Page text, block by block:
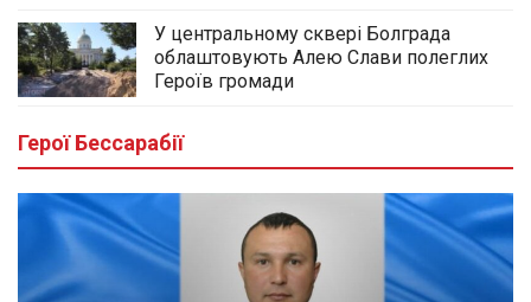
У центральному сквері Болграда
облаштовують Алею Слави полеглих
Героїв громади
Герої Бессарабії